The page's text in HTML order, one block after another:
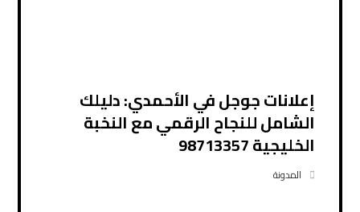
إعلانات جوجل في الأحمدي: دليلك
الشامل للنجاح الرقمي مع النخبة
الخليجية 98713357
المدونة